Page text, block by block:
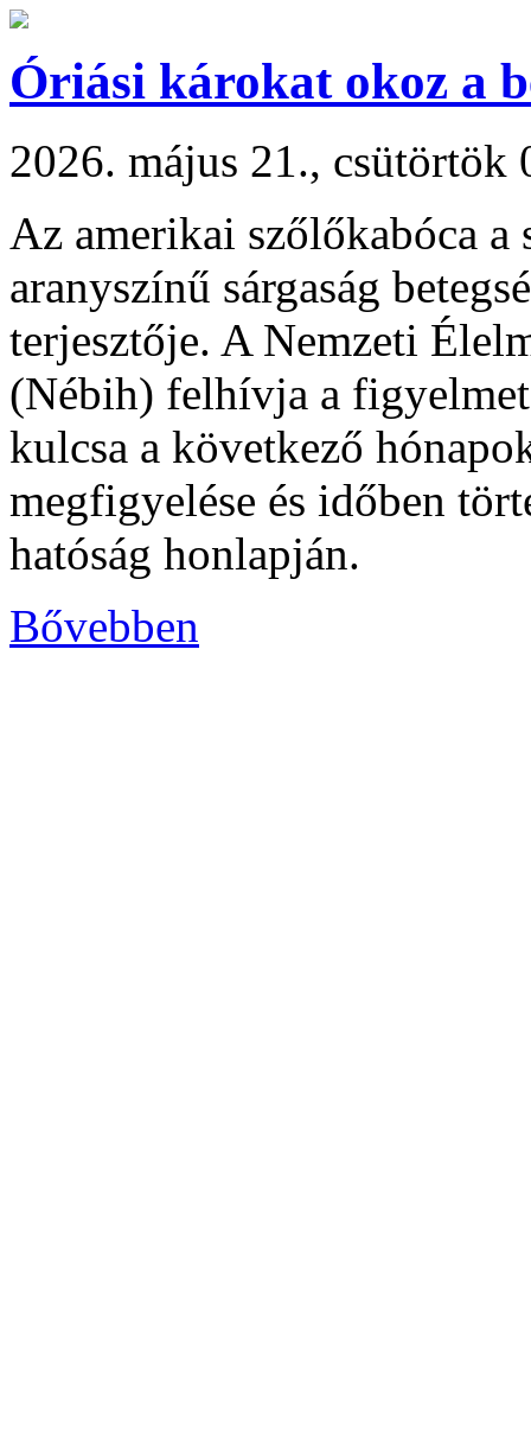
Óriási károkat okoz a
2026. május 21., csütörtök
Az amerikai szőlőkabóca
aranyszínű sárgaság
terjesztője. A Nemzeti
(Nébih) felhívja a
kulcsa a következő
megfigyelése és időben
hatóság honlapján.
Bővebben